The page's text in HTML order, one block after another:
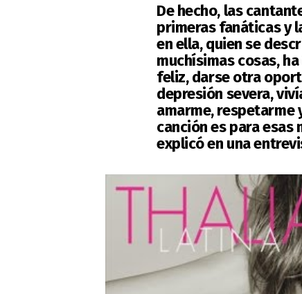
De hecho, las
primeras fanáticas y
en ella, quien se
muchísimas cosas,
feliz, darse otra
depresión severa,
amarme, respetarme
canción es para esas
explicó en una